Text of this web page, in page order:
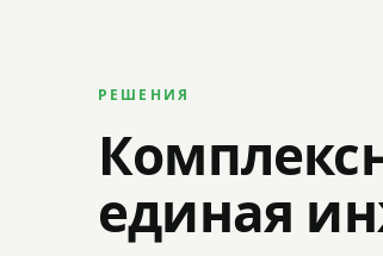
РЕШЕНИЯ
единая